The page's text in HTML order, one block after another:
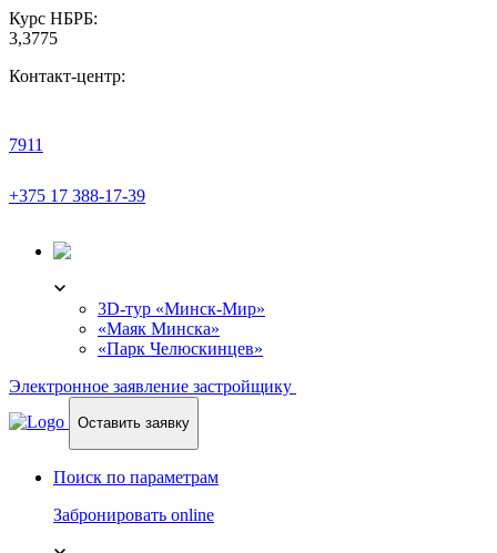
Курс НБРБ:
3,3775
Контакт-центр:
7911
+375 17 388-17-39
3D-тур «Минск-Мир»
«Маяк Минска»
«Парк Челюскинцев»
Электронное заявление застройщику
Оставить заявку
Поиск по параметрам
Забронировать online